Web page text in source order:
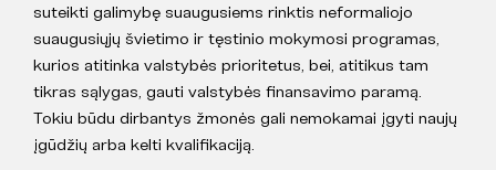
suteikti galimybę suaugusiems rinktis neformaliojo
suaugusiųjų švietimo ir tęstinio mokymosi programas,
kurios atitinka valstybės prioritetus, bei, atitikus tam
tikras sąlygas, gauti valstybės finansavimo paramą.
Tokiu būdu dirbantys žmonės gali nemokamai įgyti naujų
įgūdžių arba kelti kvalifikaciją.